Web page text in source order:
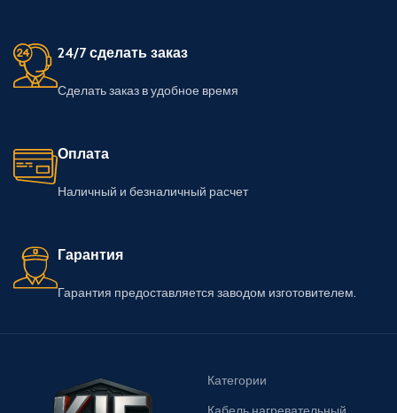
24/7 сделать заказ
Сделать заказ в удобное время
Оплата
Наличный и безналичный расчет
Гарантия
Гарантия предоставляется заводом изготовителем.
Категории